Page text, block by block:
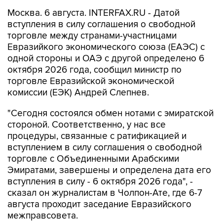
Москва. 6 августа. INTERFAX.RU - Датой
вступления в силу соглашения о свободной
торговле между странами-участницами
Евразийкого экономического союза (ЕАЭС) с
одной стороны и ОАЭ с другой определено 6
октября 2026 года, сообщил министр по
торговле Евразийской экономической
комиссии (ЕЭК) Андрей Слепнев.
"Сегодня состоялся обмен нотами с эмиратской
стороной. Соответственно, у нас все
процедуры, связанные с ратификацией и
вступлением в силу соглашения о свободной
торговле с Объединенными Арабскими
Эмиратами, завершены и определена дата его
вступления в силу - 6 октября 2026 года", -
сказал он журналистам в Чолпон-Ате, где 6-7
августа проходит заседание Евразийского
межправсовета.